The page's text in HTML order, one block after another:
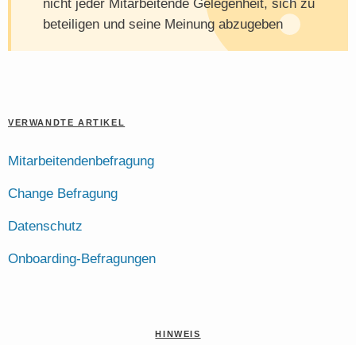
nicht jeder Mitarbeitende Gelegenheit, sich zu
beteiligen und seine Meinung abzugeben
VERWANDTE ARTIKEL
Mitarbeitendenbefragung
Change Befragung
Datenschutz
Onboarding-Befragungen
HINWEIS